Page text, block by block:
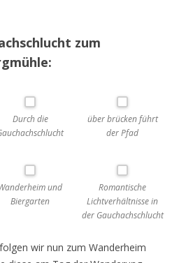
zum
Durch die
über brücken führt
der Pfad
und
Biergarten
Romantische
Lichtverhältnisse in
der Gauchachschlucht
wir nun zum Wanderheim